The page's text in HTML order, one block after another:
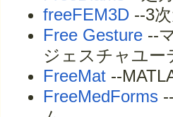
freeFEM3D --3
Free Gesture --
ジェスチャユー
FreeMat --
FreeMedForms